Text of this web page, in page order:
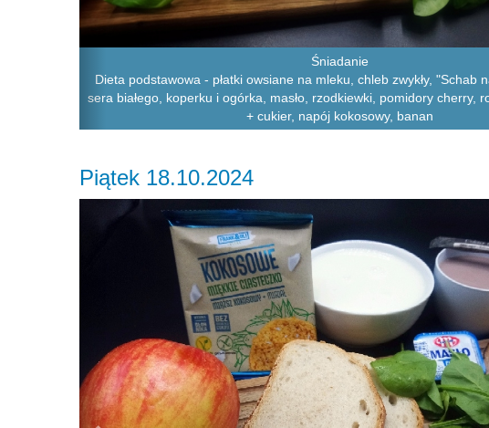
Śniadanie
Dieta podstawowa - płatki owsiane na mleku, chleb zwykły, "Schab
sera białego, koperku i ogórka, masło, rzodkiewki, pomidory cherry,
+ cukier, napój kokosowy, banan
Piątek 18.10.2024
Previous